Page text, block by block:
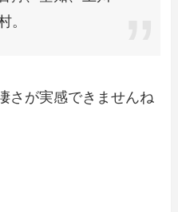
。
さが実感できませんね